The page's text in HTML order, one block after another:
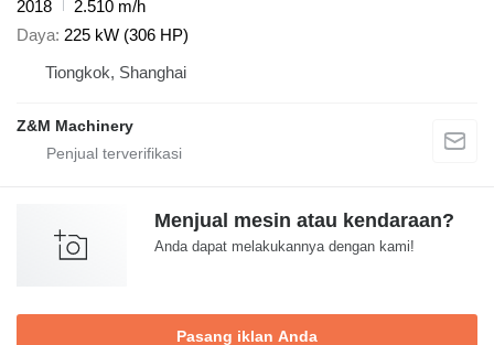
2018
2.510 m/h
Daya 225 kW (306 HP)
Tiongkok, Shanghai
Z&M Machinery
Menjual mesin atau kendaraan?
Anda dapat melakukannya dengan kami!
Pasang iklan Anda